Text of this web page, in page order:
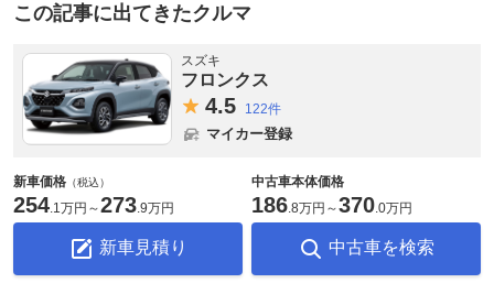
この記事に出てきたクルマ
スズキ
フロンクス
4.5 122件
マイカー登録
新車価格 （税込）
254.1万円 ～273.9万円
新車見積り
中古車本体価格
186.8万円 ～370.0万円
中古車を検索